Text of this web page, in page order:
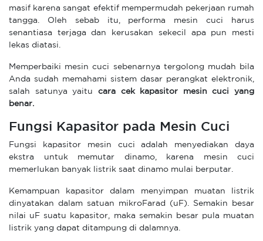
masif karena sangat efektif mempermudah pekerjaan rumah
tangga. Oleh sebab itu, performa mesin cuci harus
senantiasa terjaga dan kerusakan sekecil apa pun mesti
lekas diatasi.
Memperbaiki mesin cuci sebenarnya tergolong mudah bila
Anda sudah memahami sistem dasar perangkat elektronik,
salah satunya yaitu cara cek kapasitor mesin cuci yang
benar.
Fungsi Kapasitor pada Mesin Cuci
Fungsi kapasitor mesin cuci adalah menyediakan daya
ekstra untuk memutar dinamo, karena mesin cuci
memerlukan banyak listrik saat dinamo mulai berputar.
Kemampuan kapasitor dalam menyimpan muatan listrik
dinyatakan dalam satuan mikroFarad (uF). Semakin besar
nilai uF suatu kapasitor, maka semakin besar pula muatan
listrik yang dapat ditampung di dalamnya.